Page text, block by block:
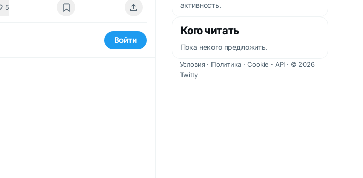
5
Войти
активность.
Кого читать
Пока некого предложить.
Условия· Политика·Cookie · API · © 2026
Twitty